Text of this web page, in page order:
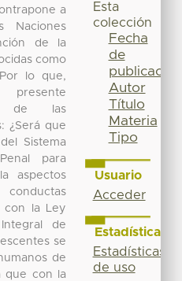
a
Naciones
de la
como
lo que,
de las
¿Será que
Sistema
para
aspectos
con la Ley
de
se
de
que con la
Esta
colección
Fecha
de
publicación
Autor
Título
Materia
Tipo
Usuario
Acceder
Estadísticas
Estadísticas
de uso